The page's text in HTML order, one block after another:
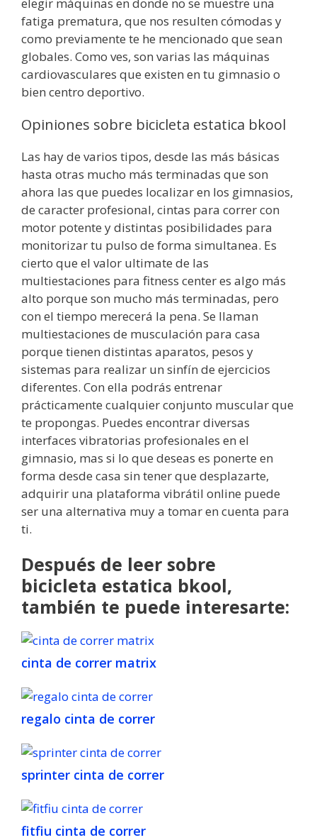
fatiga prematura, que nos resulten cómodas y
como previamente te he mencionado que sean
globales. Como ves, son varias las máquinas
cardiovasculares que existen en tu gimnasio o
bien centro deportivo.
Opiniones sobre bicicleta estatica bkool
Las hay de varios tipos, desde las más básicas
hasta otras mucho más terminadas que son
ahora las que puedes localizar en los gimnasios,
de caracter profesional, cintas para correr con
motor potente y distintas posibilidades para
monitorizar tu pulso de forma simultanea. Es
cierto que el valor ultimate de las
multiestaciones para fitness center es algo más
alto porque son mucho más terminadas, pero
con el tiempo merecerá la pena. Se llaman
multiestaciones de musculación para casa
porque tienen distintas aparatos, pesos y
sistemas para realizar un sinfín de ejercicios
diferentes. Con ella podrás entrenar
prácticamente cualquier conjunto muscular que
te propongas. Puedes encontrar diversas
interfaces vibratorias profesionales en el
gimnasio, mas si lo que deseas es ponerte en
forma desde casa sin tener que desplazarte,
adquirir una plataforma vibrátil online puede
ser una alternativa muy a tomar en cuenta para
ti.
Después de leer sobre
bicicleta estatica bkool,
también te puede interesarte:
cinta de correr matrix
regalo cinta de correr
sprinter cinta de correr
fitfiu cinta de correr